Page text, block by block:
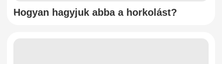
Hogyan hagyjuk abba a horkolást?